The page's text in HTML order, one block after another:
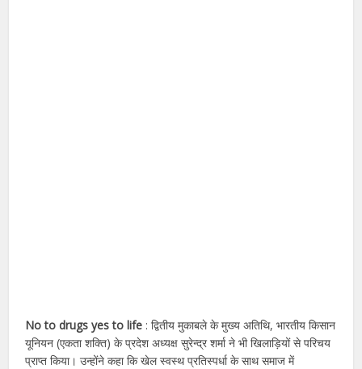
No to drugs yes to life : द्वितीय मुकाबले के मुख्य अतिथि, भारतीय किसान
यूनियन (एकता शक्ति) के प्रदेश अध्यक्ष सुरेन्द्र शर्मा ने भी खिलाड़ियों से परिचय
प्राप्त किया। उन्होंने कहा कि खेल स्वस्थ प्रतिस्पर्धा के साथ समाज में